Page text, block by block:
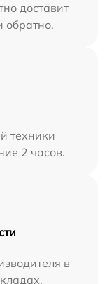
доставит
обратно.
техники
2 часов.
в